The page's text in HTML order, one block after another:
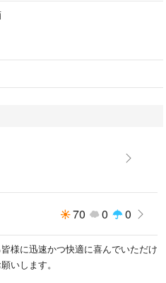
70 0 0
様に迅速かつ快適に喜んでいただけ
いします。